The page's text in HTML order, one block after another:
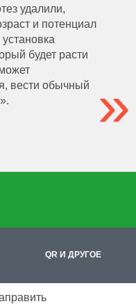
удалили,
и потенциал
будет расти
вести обычный
QR И ДРУГОЕ